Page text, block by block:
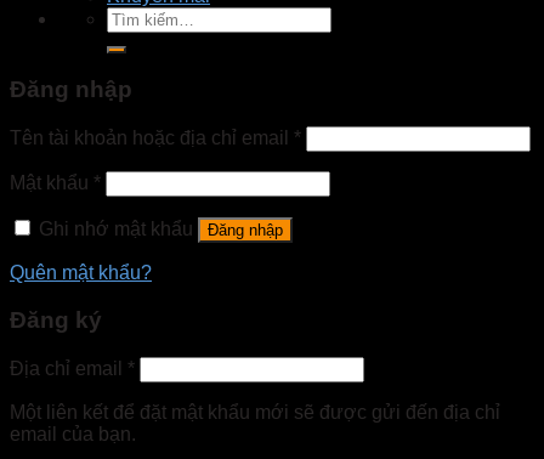
Tìm
kiếm:
Đăng nhập
Tên tài khoản hoặc địa chỉ email *
Mật khẩu *
Ghi nhớ mật khẩu Đăng nhập
Quên mật khẩu?
Đăng ký
Địa chỉ email *
Một liên kết để đặt mật khẩu mới sẽ được gửi đến địa chỉ
email của bạn.